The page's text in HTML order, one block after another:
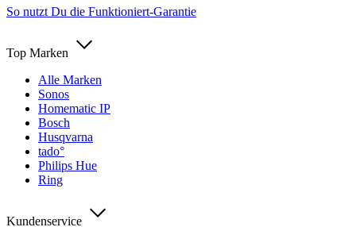
So nutzt Du die Funktioniert-Garantie
Top Marken
Alle Marken
Sonos
Homematic IP
Bosch
Husqvarna
tado°
Philips Hue
Ring
Kundenservice